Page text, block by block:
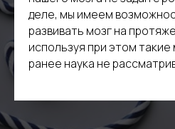
деле, мы имеем
развивать мозг на
используя при этом
ранее наука не